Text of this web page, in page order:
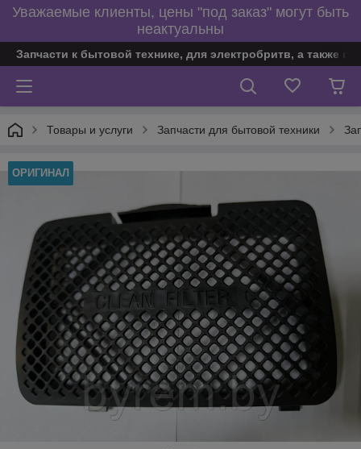
Уважаемые клиенты, цены "под заказ" могут быть
неактуальны
Запчасти к бытовой технике, для электробритв, а также
Товары и услуги Запчасти для бытовой техники
ОРИГИНАЛ